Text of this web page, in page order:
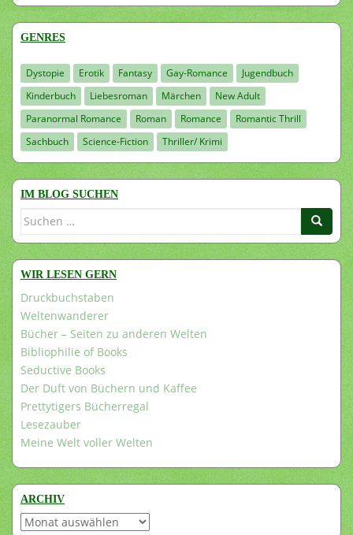
GENRES
Dystopie Erotik Fantasy Gay-Romance
Jugendbuch
Kinderbuch
Liebesroman Märchen
New Adult
Paranormal Romance
Roman Romance
Romantic Thrill
Sachbuch
Science-Fiction Thriller/ Krimi
IM BLOG SUCHEN
Suchen
WIR LESEN GERN
Druckbuchstaben
Weltenwanderer
Bücher – Seiten zu anderen Welten
Bibliophilie of Books
Seductive Books
Der Duft von Büchern und Kaffee
Prettytigers Bücherregal
Lesezauber
Meine Welt voller Welten
ARCHIV
Archiv